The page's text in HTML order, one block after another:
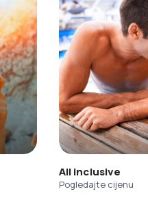
All inclusive
Pogledajte cijenu